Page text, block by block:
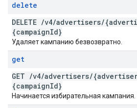
delete
DELETE /v4/advertisers/
{campaignId}
Удаляет кампанию безвозвратно.
get
GET /v4/advertisers/
{campaignId}
Начинается избирательная кампания.